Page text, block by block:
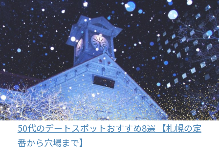
50代のデートスポットおすすめ8選 【札幌の定
番から穴場まで】